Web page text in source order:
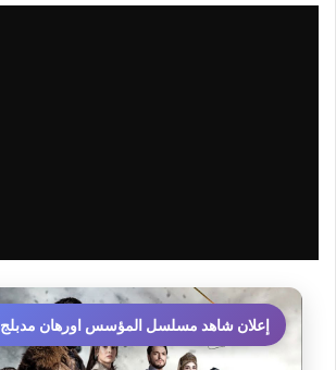
إعلان شاهد مسلسل المؤسس اورهان مدبلج